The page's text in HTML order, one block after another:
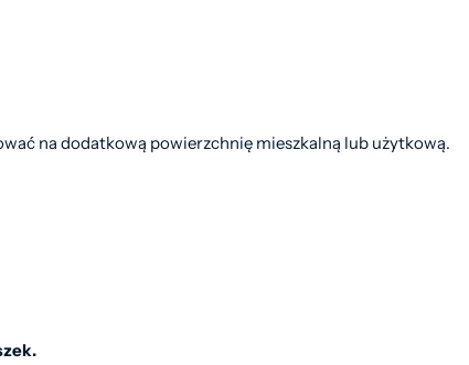
na dodatkową powierzchnię mieszkalną lub użytkową.